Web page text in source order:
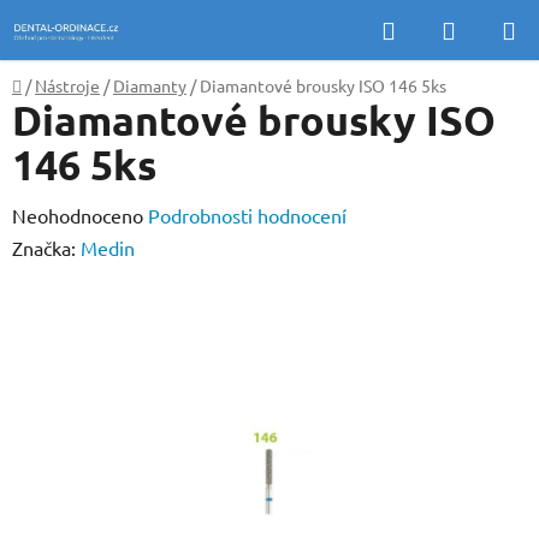
na
obsah
Hledat
KOŠÍK
Domů
/ Nástroje / Diamanty / Diamantové brousky ISO 146 5ks
Diamantové brousky ISO
146 5ks
Průměrné
hodnocení
Neohodnoceno Podrobnosti hodnocení
Značka: Medin